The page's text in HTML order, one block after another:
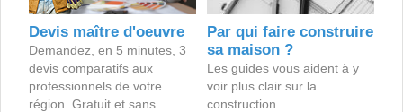
Devis maître d'oeuvre
Demandez, en 5 minutes, 3
devis comparatifs aux
professionnels de votre
région. Gratuit et sans
Par qui faire construire
sa maison ?
Les guides vous aident à y
voir plus clair sur la
construction.